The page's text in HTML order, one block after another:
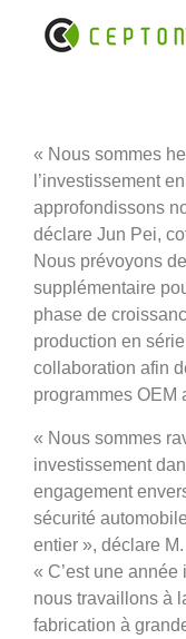
« Nous sommes
l’investissement
approfondissons
déclare Jun Pei,
Nous prévoyons
supplémentaire
phase de
production en
collaboration afin
programmes OEM
« Nous sommes
investissement
engagement
sécurité
entier », déclare
« C’est une
nous travaillons à
fabrication à